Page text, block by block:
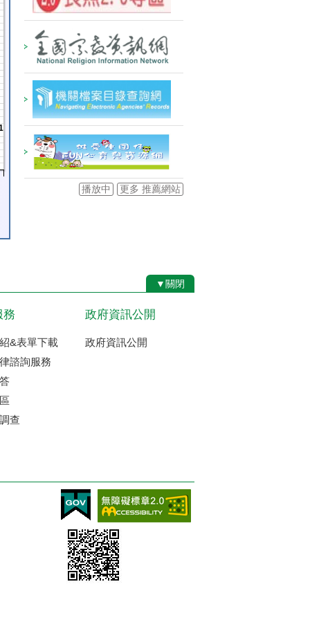
播放中 更多 推薦網站
▼關閉
務
&表單下載
諮詢服務
查
政府資訊公開
政府資訊公開